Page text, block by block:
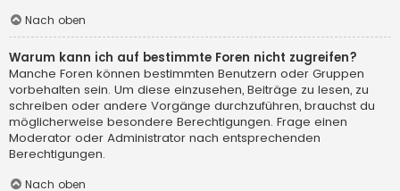
Nach oben
Warum kann ich auf bestimmte Foren nicht zugreifen?
Manche Foren können bestimmten Benutzern oder Gruppen
vorbehalten sein. Um diese einzusehen, Beiträge zu lesen, zu
schreiben oder andere Vorgänge durchzuführen, brauchst du
möglicherweise besondere Berechtigungen. Frage einen
Moderator oder Administrator nach entsprechenden
Berechtigungen.
Nach oben